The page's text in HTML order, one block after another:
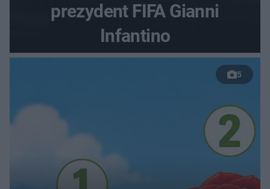
prezydent FIFA Gianni
Infantino
5